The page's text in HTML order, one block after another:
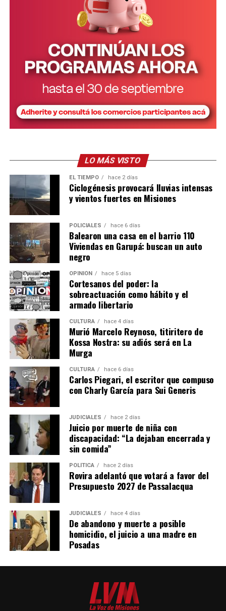
LO MÁS VISTO
EL TIEMPO hace 2 días
Ciclogénesis provocará lluvias intensas
y vientos fuertes en Misiones
POLICIALES hace 6 días
Balearon una casa en el barrio 110
Viviendas en Garupá: buscan un auto
negro
OPINIÓN hace 5 días
Cortesanos del poder: la
sobreactuación como hábito y el
armado libertario
CULTURA hace 4 días
Murió Marcelo Reynoso, titiritero de
Kossa Nostra: su adiós será en La
Murga
CULTURA hace 6 días
Carlos Piegari, el escritor que compuso
con Charly García para Sui Generis
JUDICIALES hace 2 días
Juicio por muerte de niña con
discapacidad: “La dejaban encerrada y
sin comida”
POLÍTICA hace 2 días
Rovira adelantó que votará a favor del
Presupuesto 2027 de Passalacqua
JUDICIALES hace 4 días
De abandono y muerte a posible
homicidio, el juicio a una madre en
Posadas